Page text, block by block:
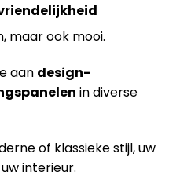
maar ook mooi.
aan design-
in diverse
of klassieke stijl, uw
interieur.